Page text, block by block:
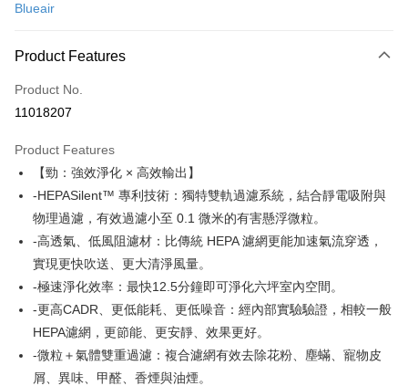
0% for 3 months
Hua Nan Commercial Bank
The Shanghai Commercial &
Cathay United Bank
Taiwan Business Bank
Taichung Commercial Bank
HSBC Bank (Taiwan) Limited
Hwatai Bank
Yuanta Commercial Bank
Bank SinoPac
E.SUN Commercial Bank
Taishin International Bank
CTBC Bank
Taiwan Rakuten Card, Inc.
The Shanghai Commercial &
Cathay United Bank
Bank
Taiwan Business Bank
Taichung Commercial Bank
HSBC Bank (Taiwan) Limited
Hwatai Bank
Union Bank of Taiwan
E.SUN Commercial Bank
DBS Bank
Taishin International Bank
CTBC Bank
Taiwan Rakuten Card, Inc.
即享券
LINE Pay
Apple Pay
JKOPAY
Google Pay
ATM Transfer
Shipping Method
宅配
NT$100/order | Free shipping on orders of NT$999 or more
Blueair
Product Features
Product No.
11018207
Product Features
【勁：強效淨化 × 高效輸出】
-HEPASilent™ 專利技術：獨特雙軌過濾系統，結合靜電吸附與
物理過濾，有效過濾小至 0.1 微米的有害懸浮微粒。
-高透氣、低風阻濾材：比傳統 HEPA 濾網更能加速氣流穿透，
實現更快吹送、更大清淨風量。
-極速淨化效率：最快12.5分鐘即可淨化六坪室內空間。
-更高CADR、更低能耗、更低噪音：經內部實驗驗證，相較一般
HEPA濾網，更節能、更安靜、效果更好。
-微粒＋氣體雙重過濾：複合濾網有效去除花粉、塵蟎、寵物皮
屑、異味、甲醛、香煙與油煙。